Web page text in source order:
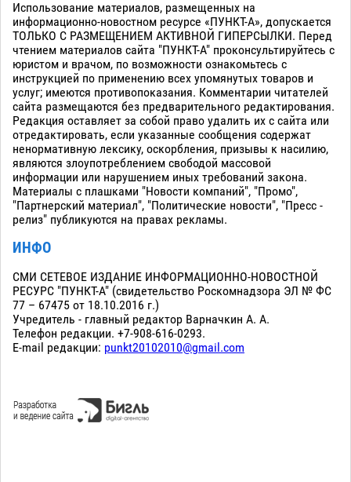
Использование материалов, размещенных на
информационно-новостном ресурсе «ПУНКТ-А», допускается
ТОЛЬКО С РАЗМЕЩЕНИЕМ АКТИВНОЙ ГИПЕРСЫЛКИ. Перед
чтением материалов сайта "ПУНКТ-А" проконсультируйтесь с
юристом и врачом, по возможности ознакомьтесь с
инструкцией по применению всех упомянутых товаров и
услуг; имеются противопоказания. Комментарии читателей
сайта размещаются без предварительного редактирования.
Редакция оставляет за собой право удалить их с сайта или
отредактировать, если указанные сообщения содержат
ненормативную лексику, оскорбления, призывы к насилию,
являются злоупотреблением свободой массовой
информации или нарушением иных требований закона.
Материалы с плашками "Новости компаний", "Промо",
"Партнерский материал", "Политические новости", "Пресс -
релиз" публикуются на правах рекламы.
ИНФО
СМИ СЕТЕВОЕ ИЗДАНИЕ ИНФОРМАЦИОННО-НОВОСТНОЙ
РЕСУРС "ПУНКТ-А" (свидетельство Роскомнадзора ЭЛ № ФС
77 – 67475 от 18.10.2016 г.)
Учредитель - главный редактор Варначкин А. А.
Телефон редакции. +7-908-616-0293.
E-mail редакции: punkt20102010@gmail.com